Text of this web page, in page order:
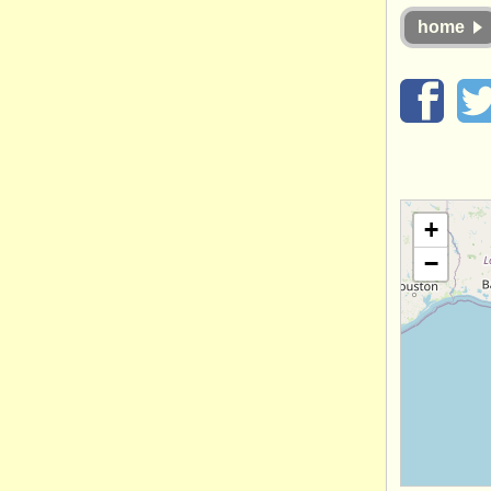
home
+
−